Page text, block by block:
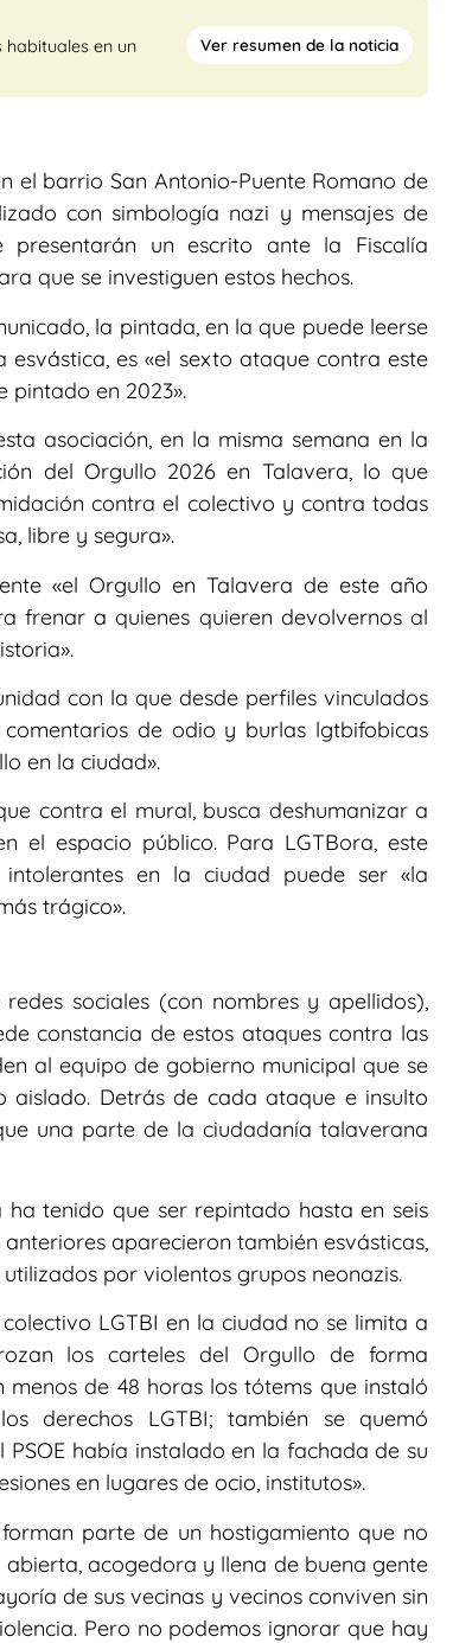
en un
Ver resumen de la noticia
el barrio San Antonio-Puente Romano de
con simbología nazi y mensajes de
presentarán un escrito ante la Fiscalía
que se investiguen estos hechos.
la pintada, en la que puede leerse
esvástica, es «el sexto ataque contra este
pintado en 2023».
asociación, en la misma semana en la
del Orgullo 2026 en Talavera, lo que
contra el colectivo y contra todas
libre y segura».
«el Orgullo en Talavera de este año
frenar a quienes quieren devolvernos al
con la que desde perfiles vinculados
de odio y burlas lgtbifobicas
en la ciudad».
contra el mural, busca deshumanizar a
el espacio público. Para LGTBora, este
en la ciudad puede ser «la
trágico».
sociales (con nombres y apellidos),
constancia de estos ataques contra las
al equipo de gobierno municipal que se
aislado. Detrás de cada ataque e insulto
una parte de la ciudadanía talaverana
ha tenido que ser repintado hasta en seis
aparecieron también esvásticas,
por violentos grupos neonazis.
LGTBI en la ciudad no se limita a
los carteles del Orgullo de forma
de 48 horas los tótems que instaló
derechos LGTBI; también se quemó
había instalado en la fachada de su
en lugares de ocio, institutos».
parte de un hostigamiento que no
acogedora y llena de buena gente
de sus vecinas y vecinos conviven sin
Pero no podemos ignorar que hay